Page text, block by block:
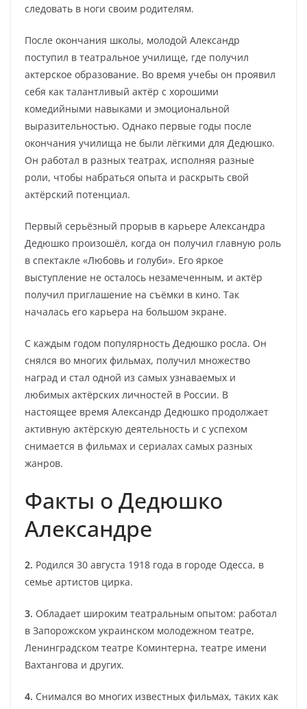
следовать в ноги своим родителям.
После окончания школы, молодой Александр
поступил в театральное училище, где получил
актерское образование. Во время учебы он проявил
себя как талантливый актёр с хорошими
комедийными навыками и эмоциональной
выразительностью. Однако первые годы после
окончания училища не были лёгкими для Дедюшко.
Он работал в разных театрах, исполняя разные
роли, чтобы набраться опыта и раскрыть свой
актёрский потенциал.
Первый серьёзный прорыв в карьере Александра
Дедюшко произошёл, когда он получил главную роль
в спектакле «Любовь и голуби». Его яркое
выступление не осталось незамеченным, и актёр
получил приглашение на съёмки в кино. Так
началась его карьера на большом экране.
С каждым годом популярность Дедюшко росла. Он
снялся во многих фильмах, получил множество
наград и стал одной из самых узнаваемых и
любимых актёрских личностей в России. В
настоящее время Александр Дедюшко продолжает
активную актёрскую деятельность и с успехом
снимается в фильмах и сериалах самых разных
жанров.
Факты о Дедюшко
Александре
2. Родился 30 августа 1918 года в городе Одесса, в
семье артистов цирка.
3. Обладает широким театральным опытом: работал
в Запорожском украинском молодежном театре,
Ленинградском театре Коминтерна, театре имени
Вахтангова и других.
4. Снимался во многих известных фильмах, таких как